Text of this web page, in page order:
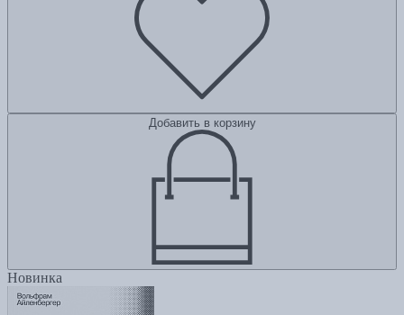
Добавить в корзину
Новинка